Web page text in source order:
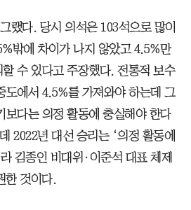
랬다. 당시 의석은 103석으로 많이
밖에 차이가 나지 않았고 4.5%만
수 있다고 주장했다. 전통적 보수
도에서 4.5%를 가져와야 하는데 그
보다는 의정 활동에 충실해야 한다
2022년 대선 승리는 ‘의정 활동에
김종인 비대위·이준석 대표 체제
한 것이다.